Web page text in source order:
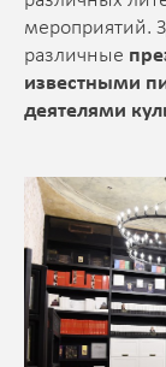
мероприятий.
различные
известными
деятелями